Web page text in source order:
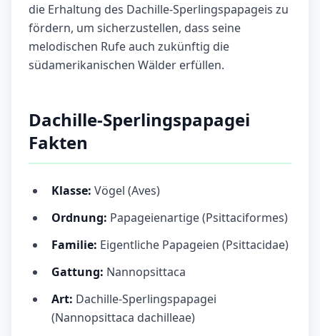
die Erhaltung des Dachille-Sperlingspapageis zu
fördern, um sicherzustellen, dass seine
melodischen Rufe auch zukünftig die
südamerikanischen Wälder erfüllen.
Dachille-Sperlingspapagei
Fakten
Klasse: Vögel (Aves)
Ordnung: Papageienartige (Psittaciformes)
Familie: Eigentliche Papageien (Psittacidae)
Gattung: Nannopsittaca
Art: Dachille-Sperlingspapagei
(Nannopsittaca dachilleae)